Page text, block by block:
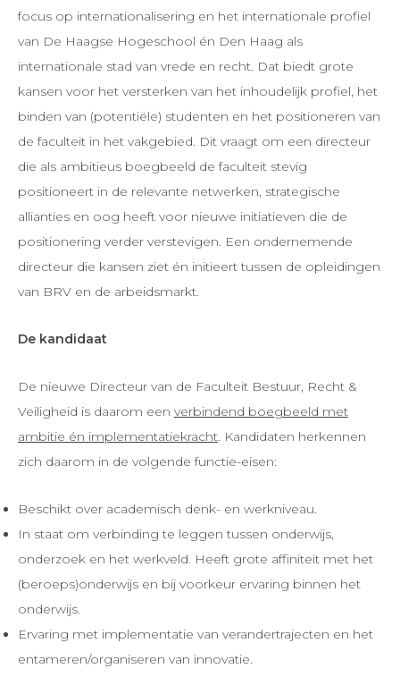
focus op internationalisering en het internationale profiel
van De Haagse Hogeschool én Den Haag als
internationale stad van vrede en recht. Dat biedt grote
kansen voor het versterken van het inhoudelijk profiel, het
binden van (potentiële) studenten en het positioneren van
de faculteit in het vakgebied. Dit vraagt om een directeur
die als ambitieus boegbeeld de faculteit stevig
positioneert in de relevante netwerken, strategische
allianties en oog heeft voor nieuwe initiatieven die de
positionering verder verstevigen. Een ondernemende
directeur die kansen ziet én initieert tussen de opleidingen
van BRV en de arbeidsmarkt.
De kandidaat
De nieuwe Directeur van de Faculteit Bestuur, Recht &
Veiligheid is daarom een verbindend boegbeeld met
ambitie én implementatiekracht. Kandidaten herkennen
zich daarom in de volgende functie-eisen:
Beschikt over academisch denk- en werkniveau.
In staat om verbinding te leggen tussen onderwijs,
onderzoek en het werkveld. Heeft grote affiniteit met het
(beroeps)onderwijs en bij voorkeur ervaring binnen het
onderwijs.
Ervaring met implementatie van verandertrajecten en het
entameren/organiseren van innovatie.